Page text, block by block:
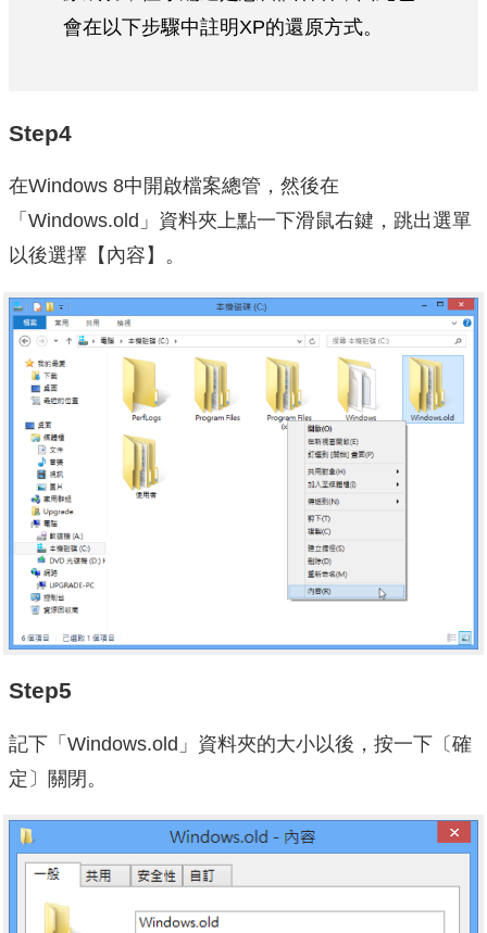
會在以下步驟中註明XP的還原方式。
Step4
在Windows 8中開啟檔案總管，然後在
「Windows.old」資料夾上點一下滑鼠右鍵，跳出選單
以後選擇【內容】。
Step5
記下「Windows.old」資料夾的大小以後，按一下〔確
定〕關閉。